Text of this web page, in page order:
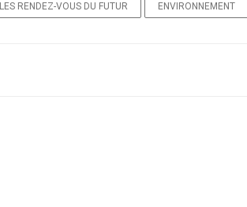
LES RENDEZ-VOUS DU FUTUR ENVIRONNEMENT